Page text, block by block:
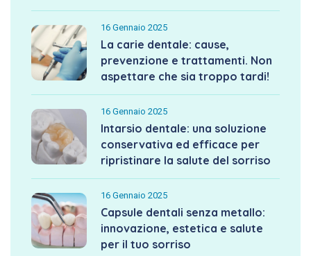
16 Gennaio 2025
La carie dentale: cause,
prevenzione e trattamenti. Non
aspettare che sia troppo tardi!
16 Gennaio 2025
Intarsio dentale: una soluzione
conservativa ed efficace per
ripristinare la salute del sorriso
16 Gennaio 2025
Capsule dentali senza metallo:
innovazione, estetica e salute
per il tuo sorriso